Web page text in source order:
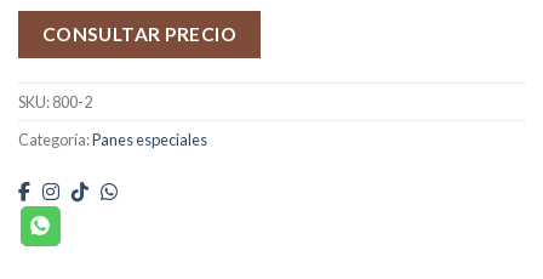
CONSULTAR PRECIO
SKU:800-2
Categoría:Panes especiales